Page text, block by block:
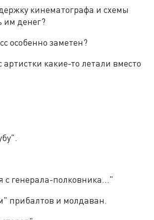
кинематографа и схемы
им денег?
особенно заметен?
какие-то летали вместо
с генерала-полковника…"
прибалтов и молдаван.